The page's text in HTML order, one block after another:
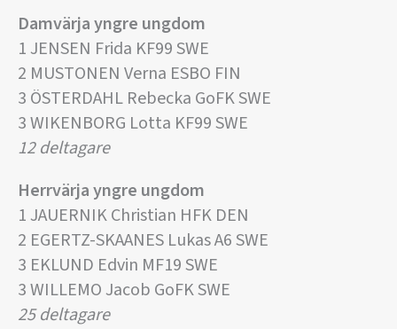
Damvärja yngre ungdom
1 JENSEN Frida KF99 SWE
2 MUSTONEN Verna ESBO FIN
3 ÖSTERDAHL Rebecka GoFK SWE
3 WIKENBORG Lotta KF99 SWE
12 deltagare
Herrvärja yngre ungdom
1 JAUERNIK Christian HFK DEN
2 EGERTZ-SKAANES Lukas A6 SWE
3 EKLUND Edvin MF19 SWE
3 WILLEMO Jacob GoFK SWE
25 deltagare